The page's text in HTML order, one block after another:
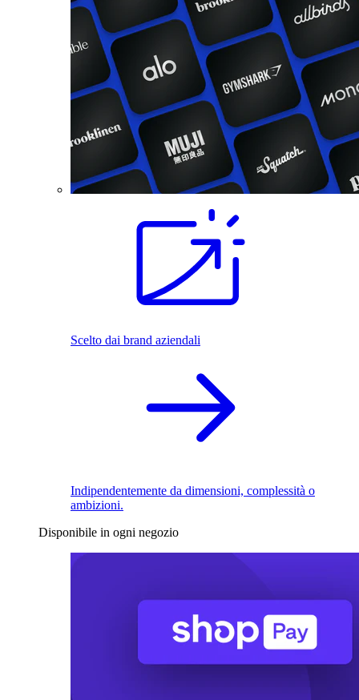
Scelto dai brand aziendali
Indipendentemente da dimensioni, complessità o
ambizioni.
Disponibile in ogni negozio